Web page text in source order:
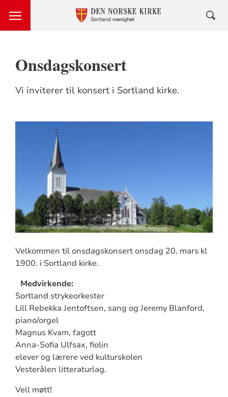
Onsdagskonsert
Vi inviterer til konsert i Sortland kirke.
Velkommen til onsdagskonsert onsdag 20. mars kl
1900. i Sortland kirke.
Medvirkende:
Sortland strykeorkester
Lill Rebekka Jentoftsen, sang og Jeremy Blanford,
piano/orgel
Magnus Kvam, fagott
Anna-Sofia Ulfsax, fiolin
elever og lærere ved kulturskolen
Vesterålen litteraturlag.
Vell møtt!